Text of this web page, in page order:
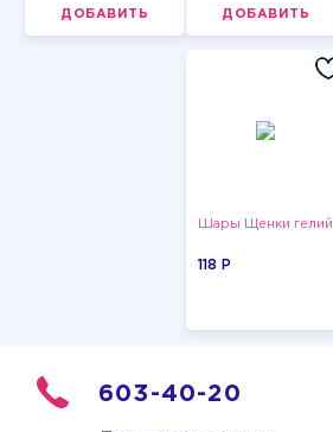
ДОБАВИТЬ ДОБАВИТЬ
Шары Щенки гелий
118 P
603-40-20